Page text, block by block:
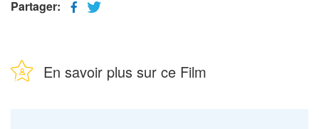
Partager:
En savoir plus sur ce Film